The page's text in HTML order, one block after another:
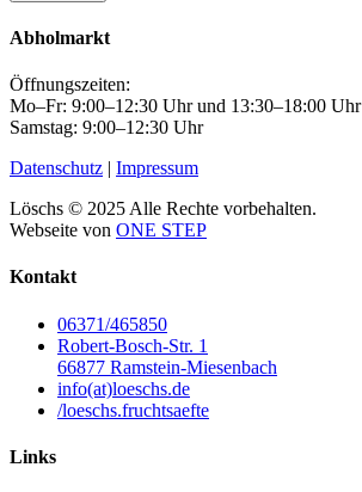
Abholmarkt
Öffnungszeiten:
Mo–Fr: 9:00–12:30 Uhr und 13:30–18:00 Uhr
Samstag: 9:00–12:30 Uhr
Datenschutz | Impressum
Löschs © 2025 Alle Rechte vorbehalten.
Webseite von ONE STEP
Kontakt
06371/465850
Robert-Bosch-Str. 1
66877 Ramstein-Miesenbach
info(at)loeschs.de
/loeschs.fruchtsaefte
Links